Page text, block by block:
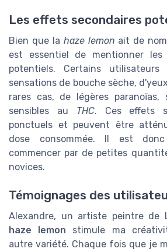
Les effets secondaires
Bien que la haze lemon ait de
est essentiel de mentionner
potentiels. Certains
sensations de bouche sèche,
rares cas, de légères
sensibles au THC. Ces effets
ponctuels et peuvent être
dose consommée. Il est
commencer par de petites
novices.
Témoignages des
Alexandre, un artiste peintre de
haze lemon stimule ma
autre variété. Chaque fois que je